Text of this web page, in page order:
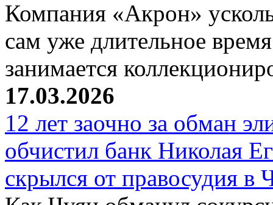
Компания «Акрон»
сам уже длительное
занимается
17.03.2026
12 лет заочно за обман
обчистил банк Николая
скрылся от правосудия в